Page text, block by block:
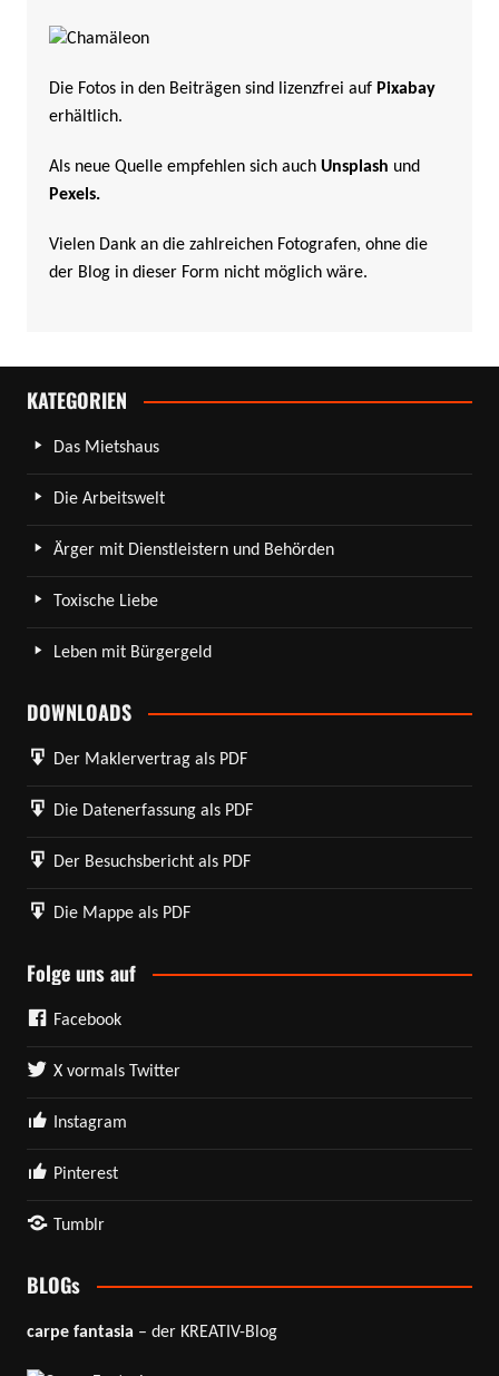
Die Fotos in den Beiträgen sind lizenzfrei auf Pixabay
erhältlich.
Als neue Quelle empfehlen sich auch Unsplash und
Pexels.
Vielen Dank an die zahlreichen Fotografen, ohne die
der Blog in dieser Form nicht möglich wäre.
KATEGORIEN
Das Mietshaus
Die Arbeitswelt
Ärger mit Dienstleistern und Behörden
Toxische Liebe
Leben mit Bürgergeld
DOWNLOADS
Der Maklervertrag als PDF
Die Datenerfassung als PDF
Der Besuchsbericht als PDF
Die Mappe als PDF
Folge uns auf
Facebook
X vormals Twitter
Instagram
Pinterest
Tumblr
BLOGs
carpe fantasia – der KREATIV-Blog